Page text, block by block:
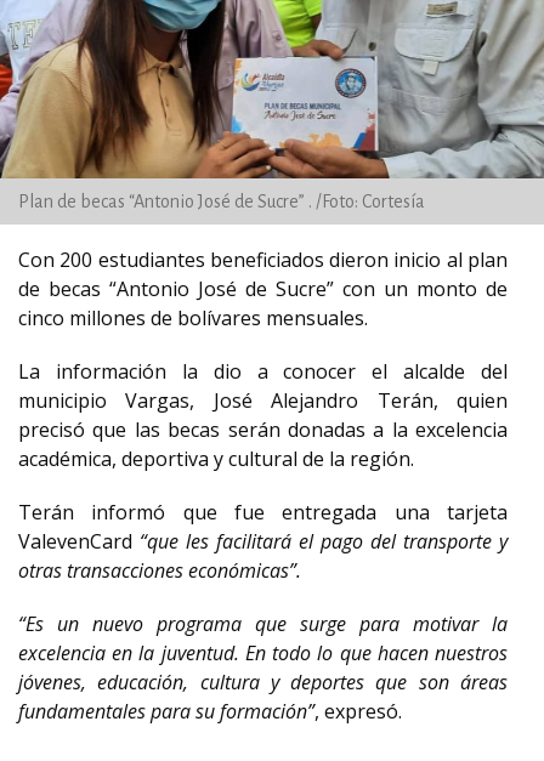
Plan de becas “Antonio José de Sucre” . /Foto: Cortesía
Con 200 estudiantes beneficiados dieron inicio al plan
de becas “Antonio José de Sucre” con un monto de
cinco millones de bolívares mensuales.
La información la dio a conocer el alcalde del
municipio Vargas, José Alejandro Terán, quien
precisó que las becas serán donadas a la excelencia
académica, deportiva y cultural de la región.
Terán informó que fue entregada una tarjeta
ValevenCard “que les facilitará el pago del transporte y
otras transacciones económicas”.
“Es un nuevo programa que surge para motivar la
excelencia en la juventud. En todo lo que hacen nuestros
jóvenes, educación, cultura y deportes que son áreas
fundamentales para su formación”, expresó.